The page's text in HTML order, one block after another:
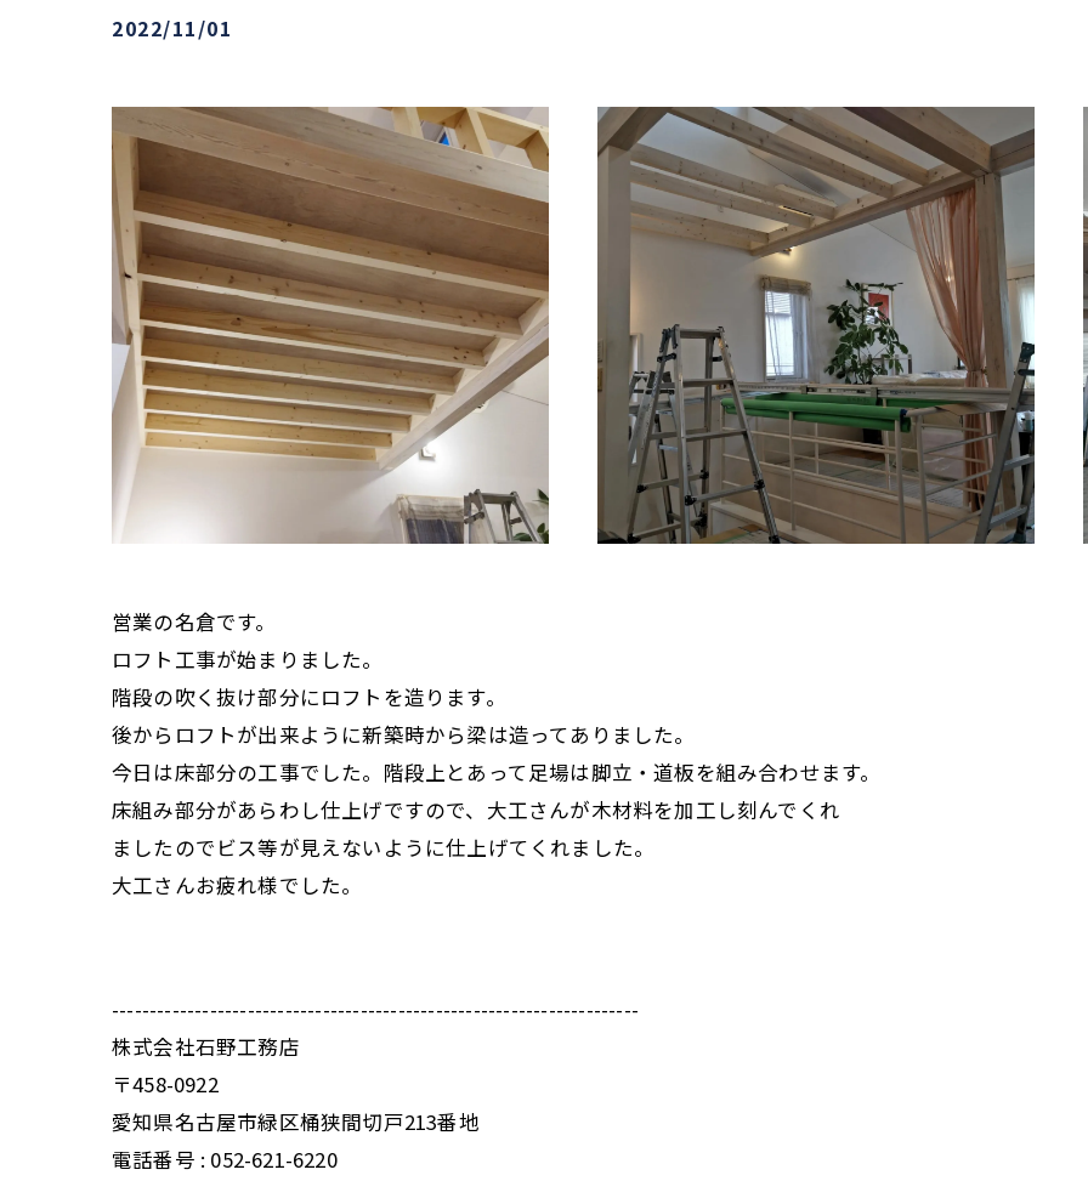
2022/11/01
営業の名倉です。
ロフト工事が始まりました。
階段の吹く抜け部分にロフトを造ります。
後からロフトが出来ように新築時から梁は造ってありました。
今日は床部分の工事でした。階段上とあって足場は脚立・道板を組み合わせます。
床組み部分があらわし仕上げですので、大工さんが木材料を加工し刻んでくれ
ましたのでビス等が見えないように仕上げてくれました。
大工さんお疲れ様でした。
----------------------------------------------------------------------
株式会社石野工務店
〒458-0922
愛知県名古屋市緑区桶狭間切戸213番地
電話番号 : 052-621-6220